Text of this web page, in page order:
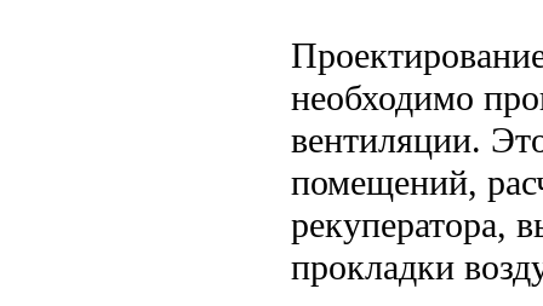
необходимо
вентиляции.
помещений,
рекуператора,
прокладки